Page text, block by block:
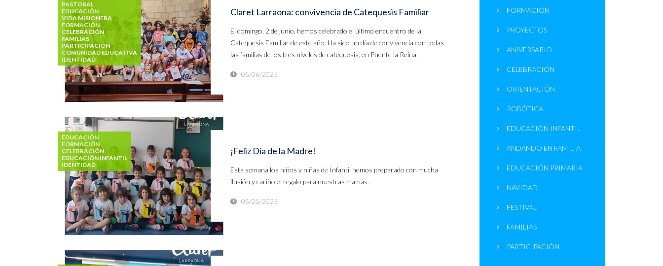
PASTORAL
EDUCACIÓN
VIDA MISIONERA
FORMACIÓN
CELEBRACIÓN
FAMILIAS
PARTICIPACIÓN
COMUNIDAD EDUCATIVA
IDENTIDAD
Claret Larraona: convivencia de Catequesis Familiar
El domingo, 2 de junio, hemos celebrado el último encuentro de la
Catequesis Familiar de este año. Ha sido un día de convivencia con todas
las familias de los tres niveles de catequesis, en Puente la Reina.
05/06/2025
EDUCACIÓN
FORMACIÓN
CELEBRACIÓN
EDUCACIÓN INFANTIL
IDENTIDAD
¡Feliz Día de la Madre!
Esta semana los niños y niñas de Infantil hemos preparado con mucha
ilusión y cariño el regalo para nuestras mamás.
05/05/2025
FORMACIÓN
PROYECTOS
ANIVERSARIO
CELEBRACIÓN
ORIENTACIÓN
ROBÓTICA
EDUCACIÓN INFANTIL
ANDANDO EN FAMILIA
EDUCACIÓN PRIMARIA
NAVIDAD
FESTIVAL
FAMILIAS
PARTICIPACIÓN